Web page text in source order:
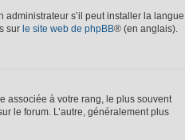
administrateur s’il peut installer la langue
sur le site web de phpBB® (en anglais).
associée à votre rang, le plus souvent
le forum. L’autre, généralement plus